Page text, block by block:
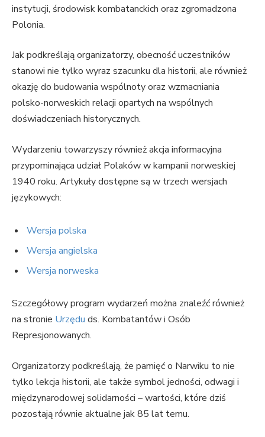
instytucji, środowisk kombatanckich oraz zgromadzona
Polonia.
Jak podkreślają organizatorzy, obecność uczestników
stanowi nie tylko wyraz szacunku dla historii, ale również
okazję do budowania wspólnoty oraz wzmacniania
polsko-norweskich relacji opartych na wspólnych
doświadczeniach historycznych.
Wydarzeniu towarzyszy również akcja informacyjna
przypominająca udział Polaków w kampanii norweskiej
1940 roku. Artykuły dostępne są w trzech wersjach
językowych:
Wersja polska
Wersja angielska
Wersja norweska
Szczegółowy program wydarzeń można znaleźć również
na stronie Urzędu ds. Kombatantów i Osób
Represjonowanych.
Organizatorzy podkreślają, że pamięć o Narwiku to nie
tylko lekcja historii, ale także symbol jedności, odwagi i
międzynarodowej solidarności – wartości, które dziś
pozostają równie aktualne jak 85 lat temu.